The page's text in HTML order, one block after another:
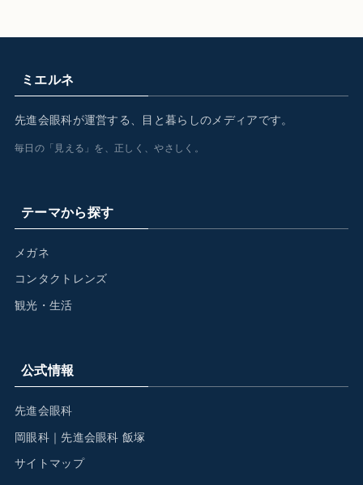
ミエルネ
先進会眼科が運営する、目と暮らしのメディアです。
毎日の「見える」を、正しく、やさしく。
テーマから探す
メガネ
コンタクトレンズ
観光・生活
公式情報
先進会眼科
岡眼科｜先進会眼科 飯塚
サイトマップ